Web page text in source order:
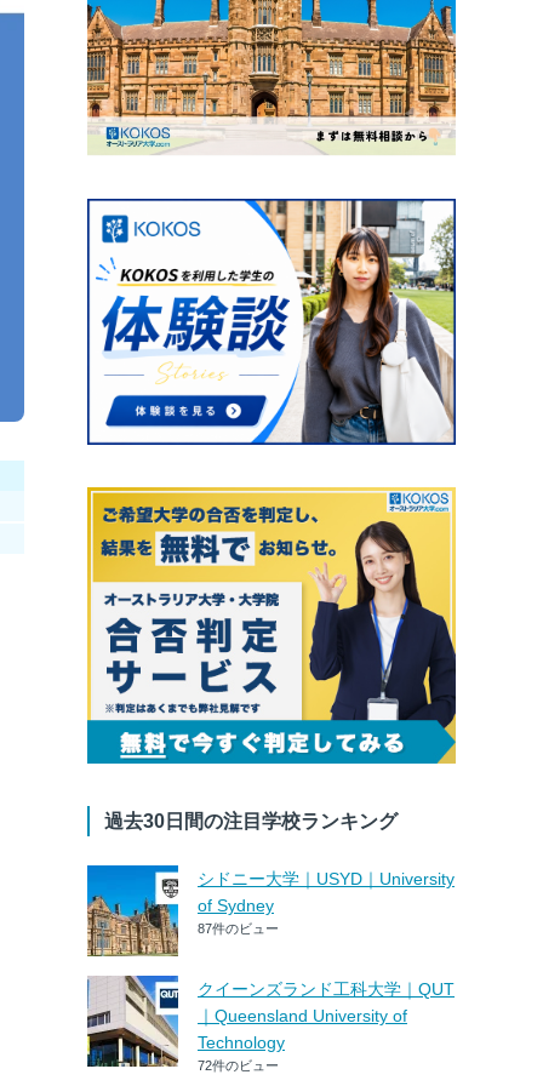
過去30日間の注目学校ランキング
シドニー大学｜USYD｜University
of Sydney
87件のビュー
クイーンズランド工科大学｜QUT
｜Queensland University of
Technology
72件のビュー